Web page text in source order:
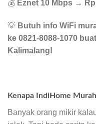
💰 Eznet 10 Mbps →
💡 Butuh info WiFi
ke 0821-8088-1070
Kalimalang!
Kenapa IndiHome
Banyak orang mikir